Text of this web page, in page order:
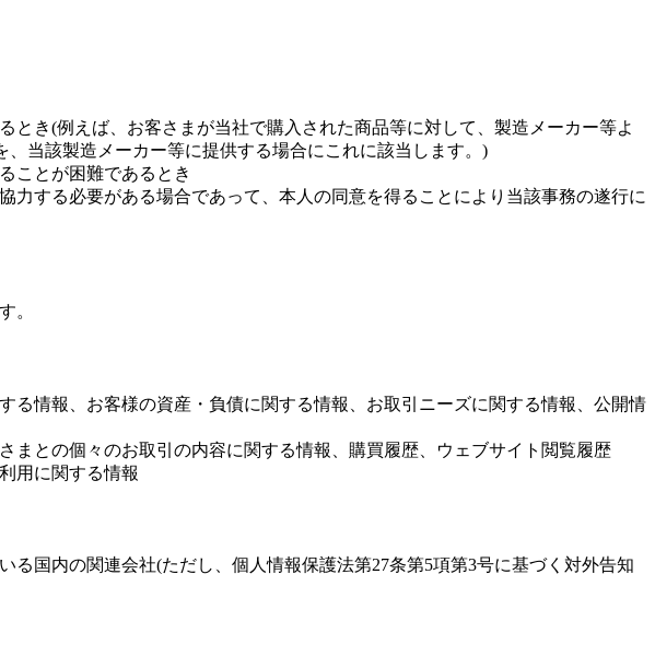
き(例えば、お客さまが当社で購入された商品等に対して、製造メーカー等よ
当該製造メーカー等に提供する場合にこれに該当します。)
ことが困難であるとき
する必要がある場合であって、本人の同意を得ることにより当該事務の遂行に
。
情報、お客様の資産・負債に関する情報、お取引ニーズに関する情報、公開情
との個々のお取引の内容に関する情報、購買履歴、ウェブサイト閲覧履歴
用に関する情報
国内の関連会社(ただし、個人情報保護法第27条第5項第3号に基づく対外告知